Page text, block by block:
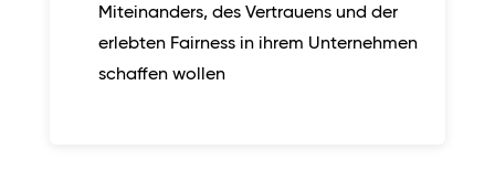
Miteinanders, des Vertrauens und der
erlebten Fairness in ihrem Unternehmen
schaffen wollen